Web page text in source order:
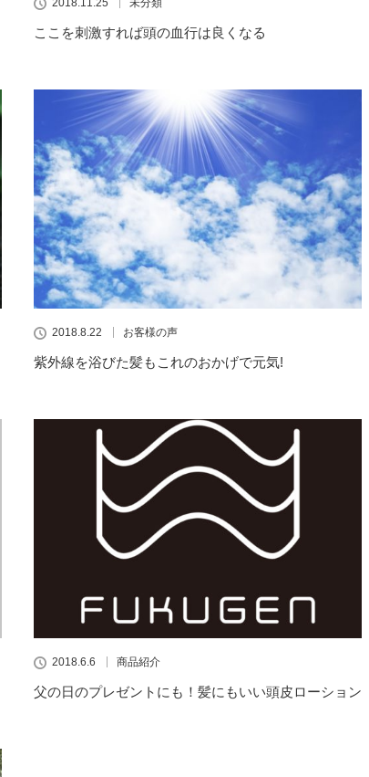
2018.11.25 未分類
ここを刺激すれば頭の血行は良くなる
2018.8.22 お客様の声
紫外線を浴びた髪もこれのおかげで元気!
2018.6.6 商品紹介
父の日のプレゼントにも！髪にもいい頭皮ローション